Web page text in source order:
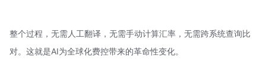
整个过程，无需人工翻译，无需手动计算汇率，无需跨系统查询比
对。这就是AI为全球化费控带来的革命性变化。